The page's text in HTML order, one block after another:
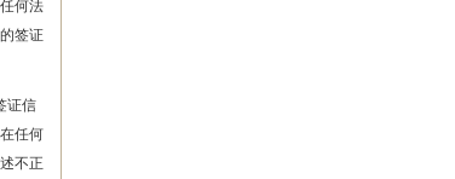
何法
签证
证信
任何
不正